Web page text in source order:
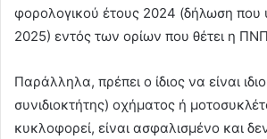
φορολογικού έτους 2024 (δήλωση που
2025) εντός των ορίων που θέτει η
Παράλληλα, πρέπει ο ίδιος να είναι
συνιδιοκτήτης) οχήματος ή
κυκλοφορεί, είναι ασφαλισμένο και